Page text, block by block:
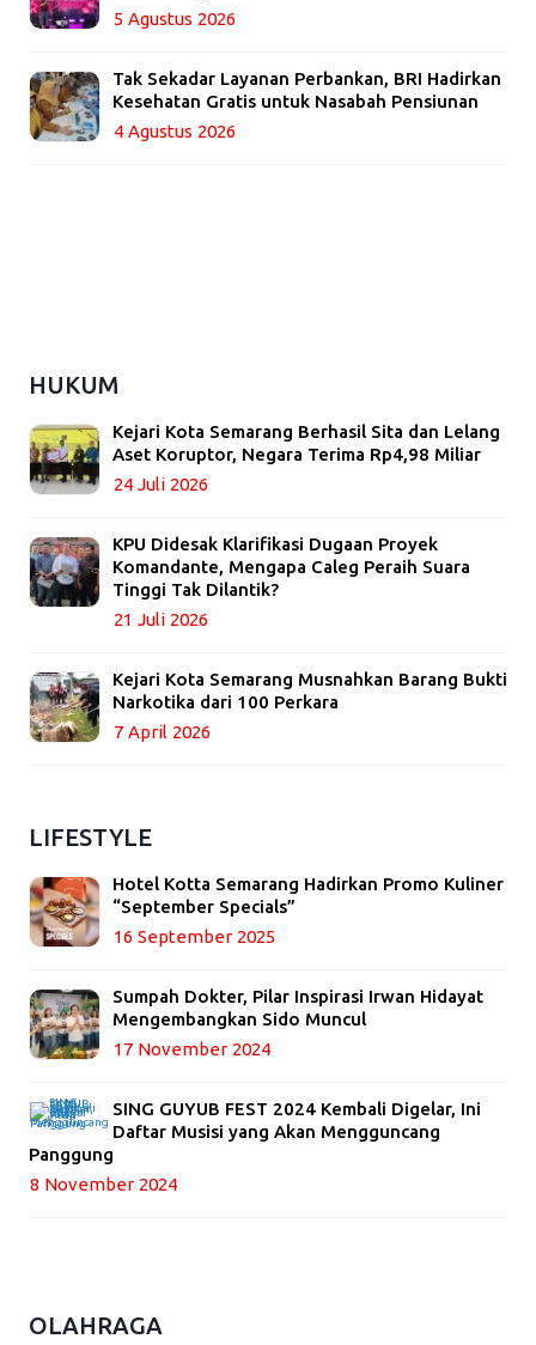
5 Agustus 2026
Tak Sekadar Layanan Perbankan, BRI Hadirkan
Kesehatan Gratis untuk Nasabah Pensiunan
4 Agustus 2026
HUKUM
Kejari Kota Semarang Berhasil Sita dan Lelang
Aset Koruptor, Negara Terima Rp4,98 Miliar
24 Juli 2026
KPU Didesak Klarifikasi Dugaan Proyek
Komandante, Mengapa Caleg Peraih Suara
Tinggi Tak Dilantik?
21 Juli 2026
Kejari Kota Semarang Musnahkan Barang Bukti
Narkotika dari 100 Perkara
7 April 2026
LIFESTYLE
Hotel Kotta Semarang Hadirkan Promo Kuliner
“September Specials”
16 September 2025
Sumpah Dokter, Pilar Inspirasi Irwan Hidayat
Mengembangkan Sido Muncul
17 November 2024
SING GUYUB FEST 2024 Kembali Digelar, Ini
Daftar Musisi yang Akan Mengguncang
Panggung
8 November 2024
OLAHRAGA